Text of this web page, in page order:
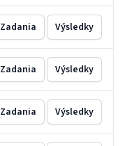
Zadania Výsledky
Zadania Výsledky
Zadania Výsledky